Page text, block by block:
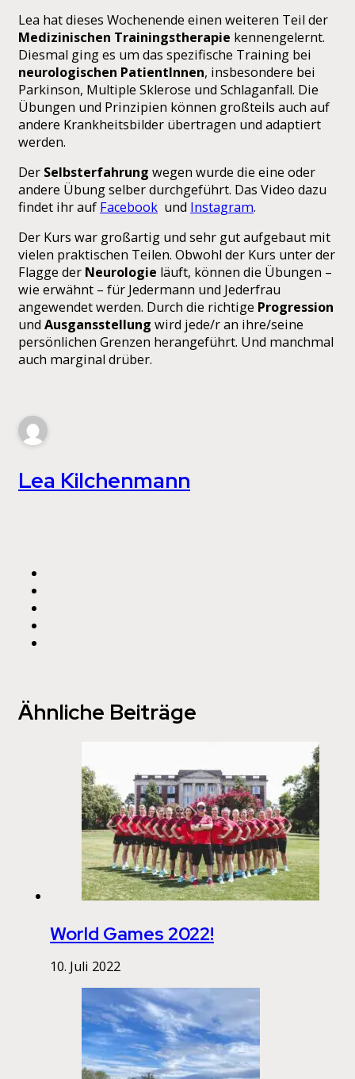
Lea hat dieses Wochenende einen weiteren Teil der
Medizinischen Trainingstherapie kennengelernt.
Diesmal ging es um das spezifische Training bei
neurologischen PatientInnen, insbesondere bei
Parkinson, Multiple Sklerose und Schlaganfall. Die
Übungen und Prinzipien können großteils auch auf
andere Krankheitsbilder übertragen und adaptiert
werden.
Der Selbsterfahrung wegen wurde die eine oder
andere Übung selber durchgeführt. Das Video dazu
findet ihr auf Facebook und Instagram.
Der Kurs war großartig und sehr gut aufgebaut mit
vielen praktischen Teilen. Obwohl der Kurs unter der
Flagge der Neurologie läuft, können die Übungen –
wie erwähnt – für Jedermann und Jederfrau
angewendet werden. Durch die richtige Progression
und Ausgansstellung wird jede/r an ihre/seine
persönlichen Grenzen herangeführt. Und manchmal
auch marginal drüber.
Lea Kilchenmann
Ähnliche Beiträge
World Games 2022!
10. Juli 2022